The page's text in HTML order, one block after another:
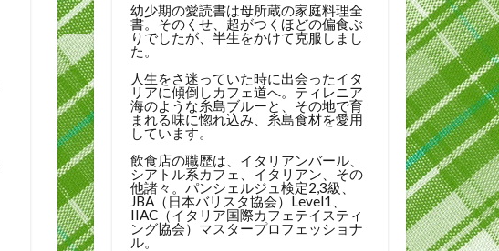
幼少期の愛読書は母所蔵の家庭料理全
書。そのくせ、超がつくほどの偏食ぶ
りでしたが、半生をかけて克服しまし
た。
人生をさ迷っていた時に出会ったイタ
リアに傾倒しカフェ道へ。ティレニア
海のような糸島ブルーと、その地で育
まれる味に惚れ込み、糸島食材を愛用
しています。
飲食店の職歴は、イタリアンバール、
シアトル系カフェ、イタリアン、その
他諸々。パンシェルジュ検定2,3級、
JBA（日本バリスタ協会）Level1、
IIAC（イタリア国際カフェテイスティ
ング協会）マスタープロフェッショナ
ル。